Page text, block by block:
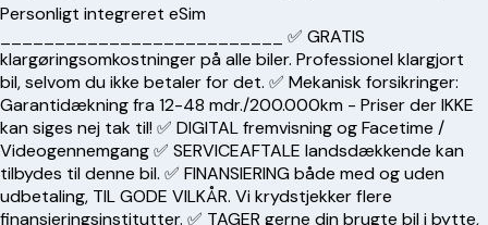
Personligt integreret eSim
__________________________ ✅ GRATIS
klargøringsomkostninger på alle biler. Professionel klargjort
bil, selvom du ikke betaler for det. ✅ Mekanisk forsikringer:
Garantidækning fra 12-48 mdr./200.000km - Priser der IKKE
kan siges nej tak til! ✅ DIGITAL fremvisning og Facetime /
Videogennemgang ✅ SERVICEAFTALE landsdækkende kan
tilbydes til denne bil. ✅ FINANSIERING både med og uden
udbetaling, TIL GODE VILKÅR. Vi krydstjekker flere
finansieringsinstitutter. ✅ TAGER gerne din brugte bil i bytte,